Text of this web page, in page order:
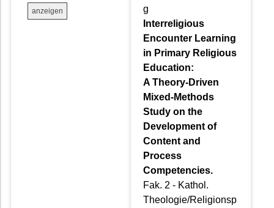
anzeigen
g
Interreligious
Encounter Learning
in Primary Religious
Education:
A Theory-Driven
Mixed-Methods
Study on the
Development of
Content and
Process
Competencies.
Fak. 2 - Kathol.
Theologie/Religionsp